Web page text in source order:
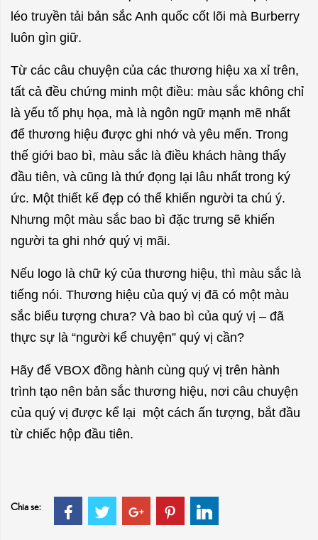
léo truyền tải bản sắc Anh quốc cốt lõi mà Burberry
luôn gìn giữ.
Từ các câu chuyện của các thương hiệu xa xỉ trên,
tất cả đều chứng minh một điều: màu sắc không chỉ
là yếu tố phụ họa, mà là ngôn ngữ mạnh mẽ nhất
để thương hiệu được ghi nhớ và yêu mến. Trong
thế giới bao bì, màu sắc là điều khách hàng thấy
đầu tiên, và cũng là thứ đọng lại lâu nhất trong ký
ức. Một thiết kế đẹp có thể khiến người ta chú ý.
Nhưng một màu sắc bao bì đặc trưng sẽ khiến
người ta ghi nhớ quý vị mãi.
Nếu logo là chữ ký của thương hiệu, thì màu sắc là
tiếng nói. Thương hiệu của quý vị đã có một màu
sắc biểu tượng chưa? Và bao bì của quý vị – đã
thực sự là “người kể chuyện” quý vị cần?
Hãy để VBOX đồng hành cùng quý vị trên hành
trình tạo nên bản sắc thương hiệu, nơi câu chuyện
của quý vị được kể lại một cách ấn tượng, bắt đầu
từ chiếc hộp đầu tiên.
Chia sẻ: